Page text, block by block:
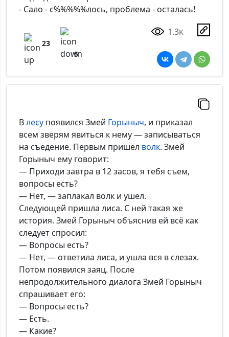
- Сало - с%%%%%лось, проблема - осталась!
23
5
1.3K
Влесу появился Змей Горыныч, и приказал
всем зверям явиться к нему — записываться
на съедение. Первым пришел волк. Змей
Горыныч ему говорит:
— Приходи завтра в 12 засов, я тебя съем,
вопросы есть?
— Нет, — заплакал волк и ушел.
Следующей пришла лиса. С ней такая же
история. Змей Горыныч объяснив ей всё как
следует спросил:
— Вопросы есть?
— Нет, — ответила лиса, и ушла вся в слезах.
Потом появился заяц. После
непродолжительного диалога Змей Горыныч
спрашивает его:
— Вопросы есть?
— Есть.
— Какие?